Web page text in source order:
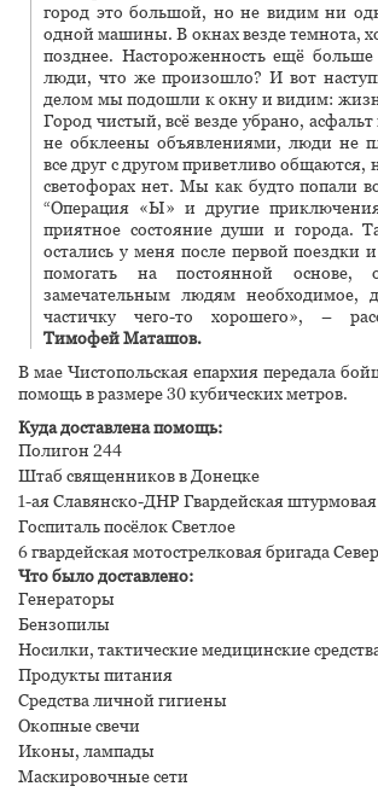
город это большой, но не видим ни
одной машины. В окнах везде темнота,
позднее. Настороженность ещё больше
люди, что же произошло? И вот
делом мы подошли к окну и видим:
Город чистый, всё везде убрано,
не обклеены объявлениями, люди не
все друг с другом приветливо общаются,
светофорах нет. Мы как будто попали
“Операция «Ы» и другие
приятное состояние души и города.
остались у меня после первой поездки
помогать на постоянной основе,
замечательным людям необходимое,
частичку чего-то хорошего», –
Тимофей Маташов.
В мае Чистопольская епархия передала
помощь в размере 30 кубических метров.
Куда доставлена помощь:
Полигон 244
Штаб священников в Донецке
1-ая Славянско-ДНР Гвардейская штурмовая
Госпиталь посёлок Светлое
6 гвардейская мотострелковая бригада
Что было доставлено:
Генераторы
Бензопилы
Носилки, тактические медицинские
Продукты питания
Средства личной гигиены
Окопные свечи
Иконы, лампады
Маскировочные сети